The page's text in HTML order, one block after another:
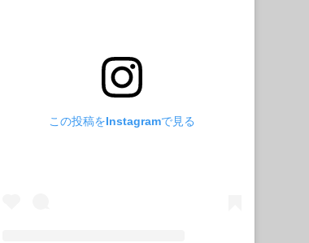
この投稿をInstagramで見る